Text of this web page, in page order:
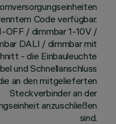
Code verfügbar.
OFF / dimmbar 1-10V /
DALI / dimmbar mit
- die Einbauleuchte
und Schnellanschluss
an den mitgelieferten
Steckverbinder an der
anzuschließen
sind.